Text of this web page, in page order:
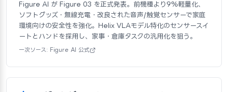
Figure AI が Figure 03 を正式発表。前機種より9%軽量化、
ソフトグッズ・無線充電・改良された音声/触覚センサーで家庭
環境向けの安全性を強化。Helix VLAモデル特化のセンサースイ
ートとハンドを採用し、家事・倉庫タスクの汎用化を狙う。
一次ソース: Figure AI 公式